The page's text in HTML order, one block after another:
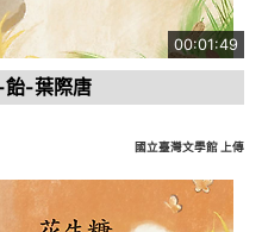
00:01:49
-葉際唐
國立臺灣文學館 上傳